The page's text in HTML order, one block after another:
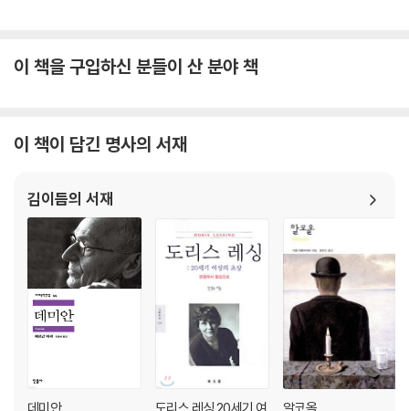
쓰인 절대고독의 작품세계를 영화적으로 풀어내는 데도 성공했다.
문학동네의 【인문 서가에 꽂힌 작가들】은 문학과 인문학의 경계에서 지
독일 시적 사실주의의 대가로 불리는 빌헬름 라베Wihelm Raabe, 기억
하기와 기록하기의 문학적 가능성을 성공적으로 입증한 제발트W. G. Se
bald, 프랑스 현대문학의 거장들이자 역사적 실험작을 내놓은 레몽 루셀R
aymond Rossel, 조르주 페렉Georges Perec, 레몽 크노Raymond
Queneau, 이탈리아 작가로서 사회문제를 비판적 의식의 정갈한 문체로
다뤄 긴 여운, 깊은 울림을 주는 안토니오 타부키Antonio Tabucchi, 역
사와 문학의 박학다식을 절제된 산문으로 풀어낸 클라우디오 마그리스Cl
audio Magris, 남아프리카공화국 태생의 보츠와나 작가로 인종차별에
맞서며 내재화된 정치 현안을 감성적 삶과 결부시킨 베시 헤드Bessie E.
Head, 중국 현대문학을 새로운 차원으로 도약시킨 문제 작가 옌롄커閻
이 책을 구입하신 분들이 산 분야 책
이 책이 담긴 명사의 서재
김이듬의 서재
데미안 도리스 레싱 20세기 여 알코올